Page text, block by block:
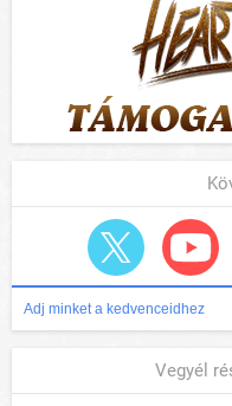
Adj minket a kedvenceidhez
Vegyél